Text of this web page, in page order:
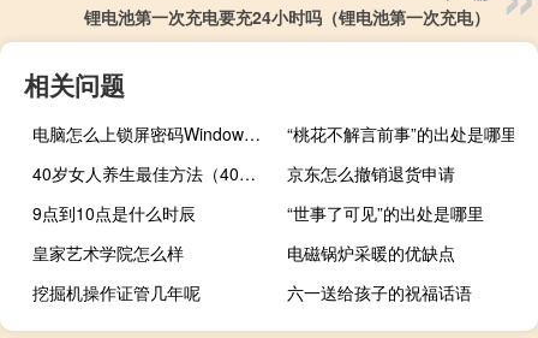
锂电池第一次充电要充24小时吗（锂电池第一次充电）
相关问题
电脑怎么上锁屏密码Windows未激活（电脑怎么上锁屏密码）
“桃花不解言前事”的出处是哪里
40岁女人养生最佳方法（40岁后如何养生）
京东怎么撤销退货申请
9点到10点是什么时辰
“世事了可见”的出处是哪里
皇家艺术学院怎么样
电磁锅炉采暖的优缺点
挖掘机操作证管几年呢
六一送给孩子的祝福话语